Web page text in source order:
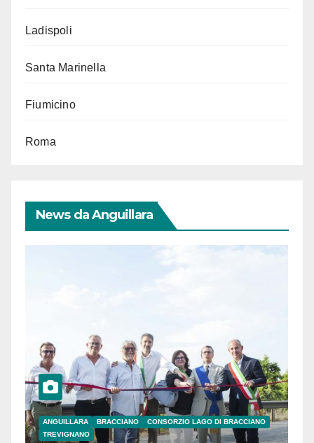
Ladispoli
Santa Marinella
Fiumicino
Roma
News da Anguillara
ANGUILLARA BRACCIANO
CONSORZIO LAGO DI BRACCIANO
TREVIGNANO